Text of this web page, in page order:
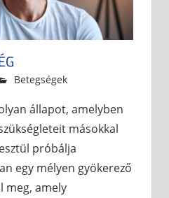
admin
Betegségek
állapot, amelyben
másokkal
próbálja
egy mélyen gyökerező
meg, amely